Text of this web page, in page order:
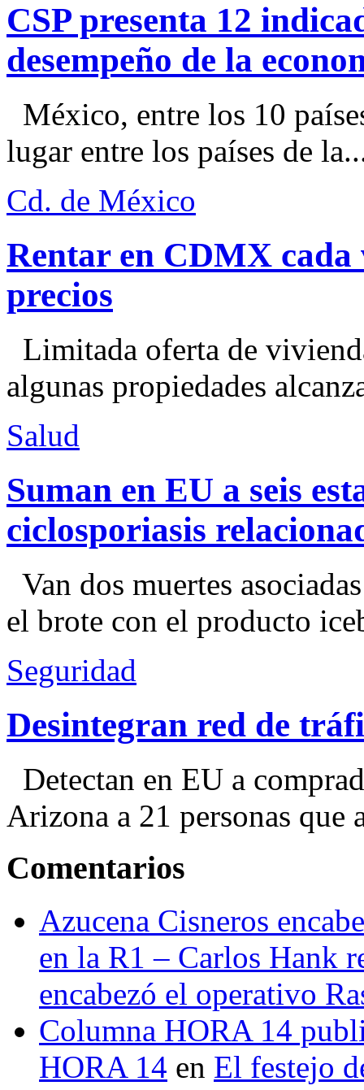
CSP presenta 12
desempeño de la
México, entre los 10
lugar entre los países de
Cd. de México
Rentar en CDMX cada
precios
Limitada oferta de
algunas propiedades
Salud
Suman en EU a seis
ciclosporiasis
Van dos muertes
el brote con el producto
Seguridad
Desintegran red de
Detectan en EU a
Arizona a 21 personas que
Comentarios
Azucena Cisneros
en la R1 – Carlos Hank
encabezó el operativo
Columna HORA 14
HORA 14 en El festejo